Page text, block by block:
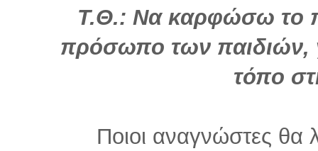
Τ.Θ.: Να καρφώσω το
πρόσωπο των παιδιών,
τόπο
Ποιοι αναγνώστες θα